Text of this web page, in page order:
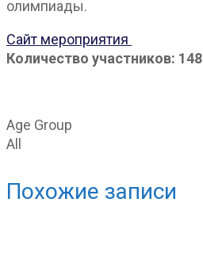
олимпиады.
Сайт мероприятия
Количество участников: 148
Age Group
All
Похожие записи